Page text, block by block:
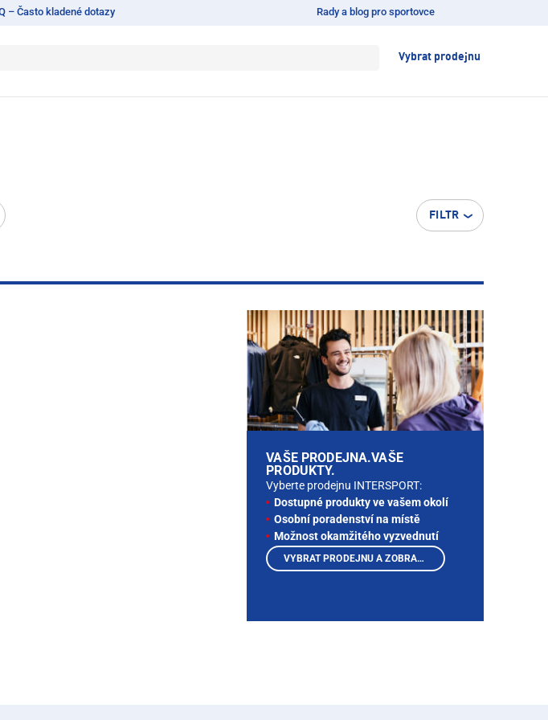
– Často kladené dotazy Rady a blog pro sportovce
Vybrat prodejnu
FILTR
VAŠE PRODEJNA.VAŠE
PRODUKTY.
Vyberte prodejnu INTERSPORT:
Dostupné produkty ve vašem okolí
Osobní poradenství na místě
Možnost okamžitého vyzvednutí
VYBRAT PRODEJNU A ZOBRAZIT PRODUKTY